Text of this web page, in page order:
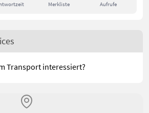
Merkliste Aufrufe
Transport interessiert?